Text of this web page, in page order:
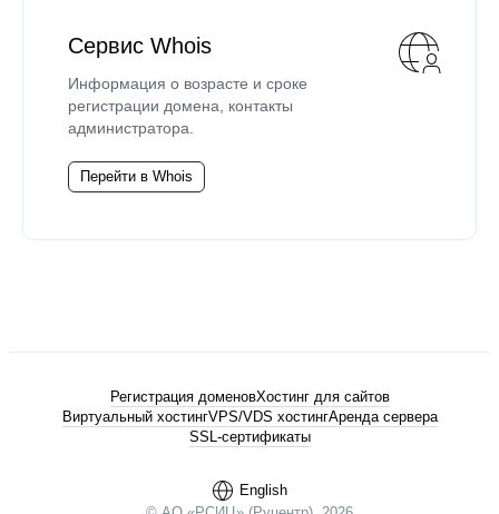
Сервис Whois
Информация о возрасте и сроке
регистрации домена, контакты
администратора.
Перейти в Whois
English
Регистрация доменовХостинг для сайтов
Виртуальный хостингVPS/VDS хостингАренда сервера
SSL-сертификаты